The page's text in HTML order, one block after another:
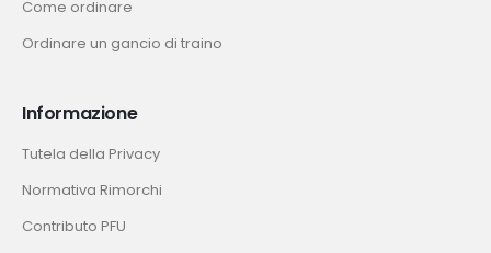
Come ordinare
Ordinare un gancio di traino
Informazione
Tutela della Privacy
Normativa Rimorchi
Contributo PFU